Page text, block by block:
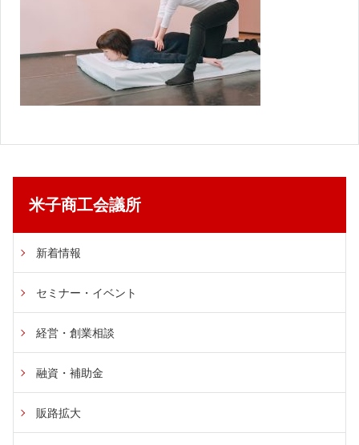
米子商工会議所
新着情報
セミナー・イベント
経営・創業相談
融資・補助金
販路拡大